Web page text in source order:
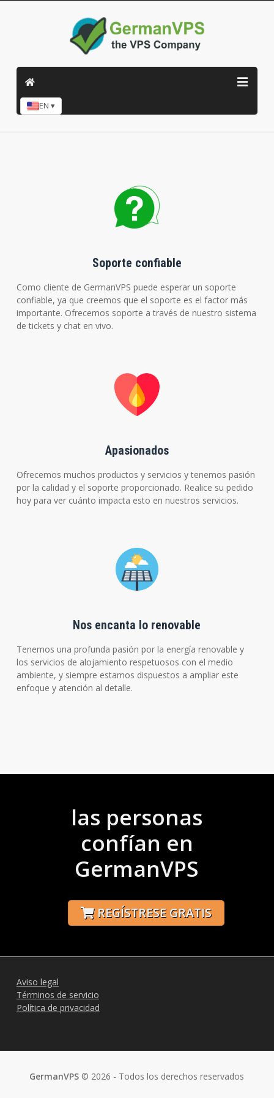
EN ▾
Soporte confiable
Como cliente de GermanVPS puede esperar un soporte
confiable, ya que creemos que el soporte es el factor más
importante. Ofrecemos soporte a través de nuestro sistema
de tickets y chat en vivo.
Apasionados
Ofrecemos muchos productos y servicios y tenemos pasión
por la calidad y el soporte proporcionado. Realice su pedido
hoy para ver cuánto impacta esto en nuestros servicios.
Nos encanta lo renovable
Tenemos una profunda pasión por la energía renovable y
los servicios de alojamiento respetuosos con el medio
ambiente, y siempre estamos dispuestos a ampliar este
enfoque y atención al detalle.
las personas
confían en
GermanVPS
REGÍSTRESE GRATIS
Aviso legal
Términos de servicio
Política de privacidad
GermanVPS © 2026 - Todos los derechos reservados